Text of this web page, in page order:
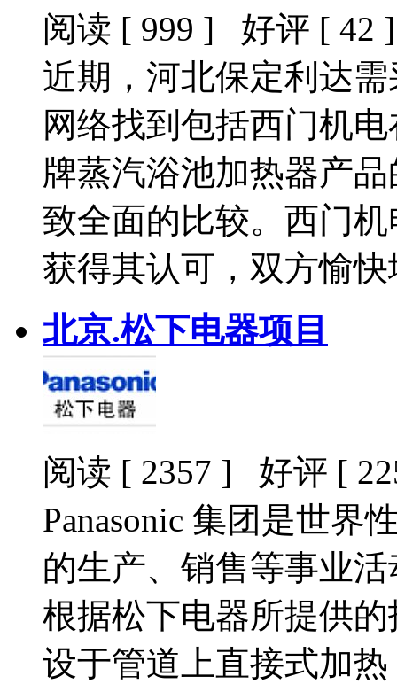
阅读 [ 999 ] 好评 [ 42 ]
近期，河北保定利达
网络找到包括西门机
牌蒸汽浴池加热器产
致全面的比较。西门
获得其认可，双方愉
北京.松下电器项目
阅读 [ 2357 ] 好评 [
Panasonic 集团是世界
的生产、销售等事业
根据松下电器所提供
设于管道上直接式加